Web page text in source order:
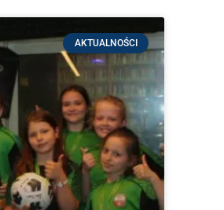
AKTUALNOŚCI